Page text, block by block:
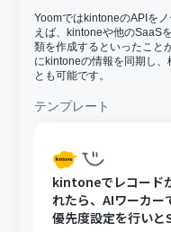
YoomではkintoneのAPIを
えば、kintoneや他のSaaS
類を作成するといったこと
にkintoneの情報を同期し
とも可能です。
テンプレート
kintoneでレコード
れたら、AIワーカー
優先度設定を行いと